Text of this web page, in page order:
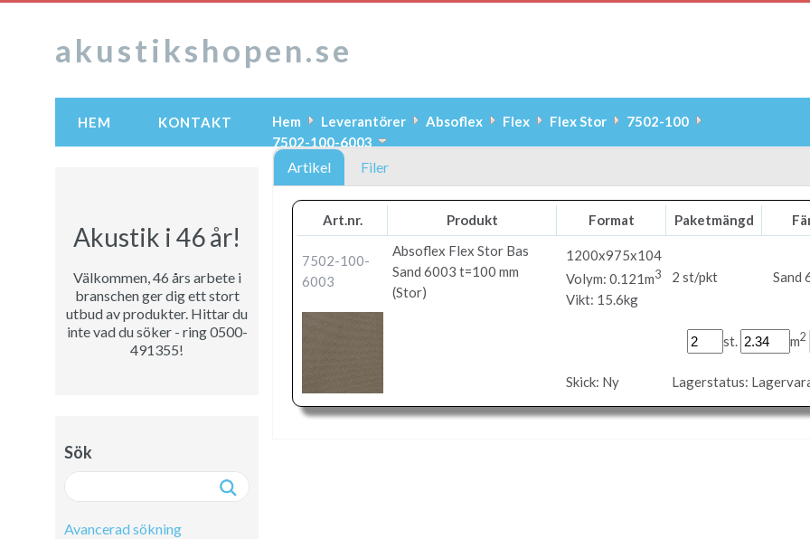
akustikshopen.se
HEM KONTAKT
Akustik i 46 år!
Välkommen, 46 års arbete i
branschen ger dig ett stort
utbud av produkter. Hittar du
inte vad du söker - ring 0500-
491355!
Sök
Avancerad sökning
Hem Leverantörer Absoflex Flex Flex Stor
7502-100
7502-100-6003
Artikel Filer
Art.nr. Produkt Format Paketmängd
7502-100-
6003
Absoflex Flex Stor Bas
Sand 6003 t=100 mm
(Stor)
1200x975x104
Volym: 0.121m3
Vikt: 15.6kg
2 st/pkt Sand
st. m2
Skick: Ny Lagerstatus: